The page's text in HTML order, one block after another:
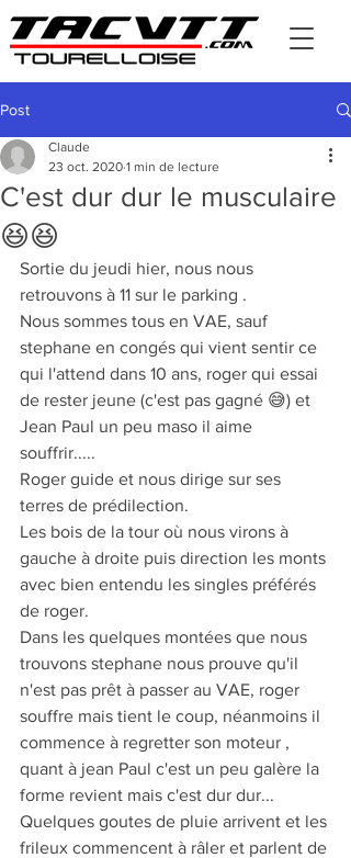
Post
C'est dur dur le musculaire
😆😆
Claude
23 oct. 2020 1 min de lecture
Sortie du jeudi hier, nous nous
retrouvons à 11 sur le parking .
Nous sommes tous en VAE, sauf
stephane en congés qui vient sentir ce
qui l'attend dans 10 ans, roger qui essai
de rester jeune (c'est pas gagné 😅) et
Jean Paul un peu maso il aime
souffrir.....
Roger guide et nous dirige sur ses
terres de prédilection.
Les bois de la tour où nous virons à
gauche à droite puis direction les monts
avec bien entendu les singles préférés
de roger.
Dans les quelques montées que nous
trouvons stephane nous prouve qu'il
n'est pas prêt à passer au VAE, roger
souffre mais tient le coup, néanmoins il
commence à regretter son moteur ,
quant à jean Paul c'est un peu galère la
forme revient mais c'est dur dur...
Quelques goutes de pluie arrivent et les
frileux commencent à râler et parlent de